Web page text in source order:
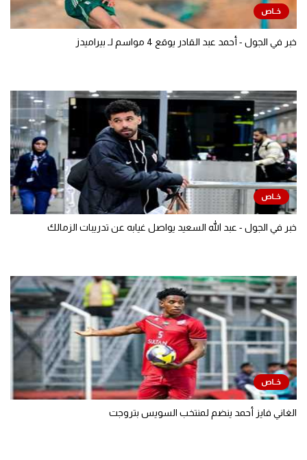
خبر في الجول - أحمد عبد القادر يوقع 4 مواسم لـ بيراميدز
خبر في الجول - عبد الله السعيد يواصل غيابه عن تدريبات الزمالك
الغاني فايز أحمد ينضم لمنتخب السويس بتروجت